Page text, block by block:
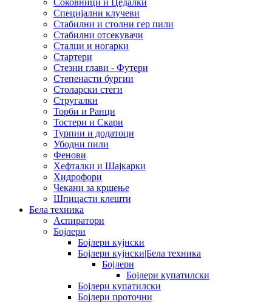
Специјални клучеви
Стабилни и столни гер пили
Стабилни отсекувачи
Сталци и ногарки
Стартери
Стезни глави - Футери
Степенасти бургии
Столарски стеги
Стругалки
Торби и Ранци
Тостери и Скари
Турпии и додатоци
Убодни пили
Фенови
Хефталки и Шајкарки
Хидрофори
Чекани за кршење
Шпицасти клешти
Бела техника
Аспиратори
Бојлери
Бојлери кујнски
Бојлери кујнски|Бела техника
Бојлери
Бојлери купатилски
Бојлери купатилски
Бојлери проточни